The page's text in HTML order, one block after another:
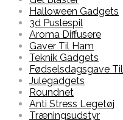
Halloween Gadgets
3d Puslespil
Aroma Diffusere
Gaver Til Ham
Teknik Gadgets
Fødselsdagsgave
Julegadgets
Roundnet
Anti Stress Legetøj
Træningsudstyr